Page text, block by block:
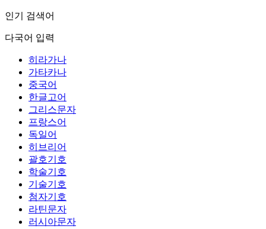
인기 검색어
다국어 입력
히라가나
가타카나
중국어
한글고어
그리스문자
프랑스어
독일어
히브리어
괄호기호
학술기호
기술기호
첨자기호
라틴문자
러시아문자